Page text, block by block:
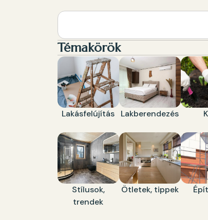
Témakörök
Lakásfelújítás Lakberendezés
Stílusok,
trendek
Ötletek, tippek